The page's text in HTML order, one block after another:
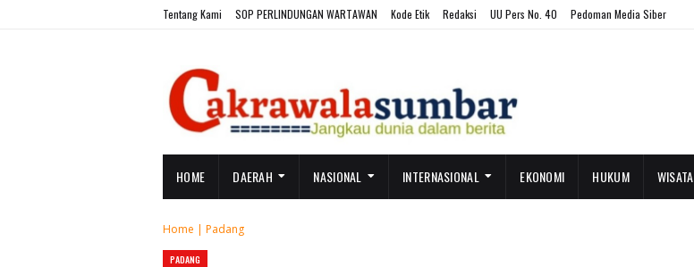
Tentang Kami SOP PERLINDUNGAN WARTAWAN Kode Etik Redaksi UU Pers No. 40 Pedoman Media Siber
HOME DAERAH NASIONAL INTERNASIONAL EKONOMI HUKUM WISATA
Home | Padang
PADANG